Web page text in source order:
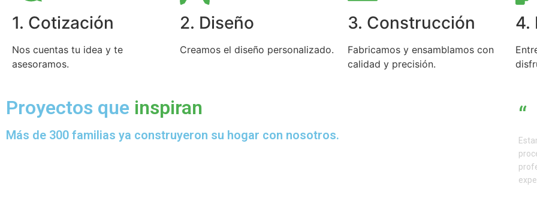
1. Cotización
Nos cuentas tu idea y te
asesoramos.
2. Diseño
Creamos el diseño personalizado.
3. Construcción
Fabricamos y ensamblamos con
calidad y precisión.
4.
Proyectos que inspiran
Más de 300 familias ya construyeron su hogar con nosotros.
“